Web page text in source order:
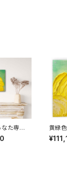
た専用
IRONOE
号（410
黄緑
E